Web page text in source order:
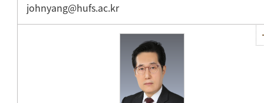
johnyang@hufs.ac.kr